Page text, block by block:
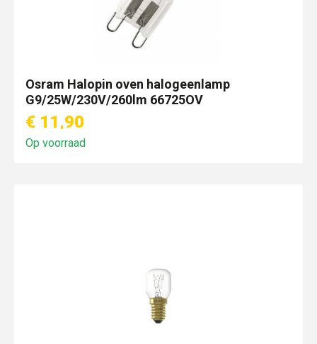
Osram Halopin oven halogeenlamp
G9/25W/230V/260lm 66725OV
€ 11,90
Op voorraad